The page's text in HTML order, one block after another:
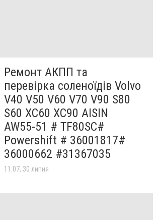
Ремонт АКПП та
перевірка соленоїдів Volvo
V40 V50 V60 V70 V90 S80
S60 XC60 XC90 AISIN
AW55-51 # TF80SC#
Powershift # 36001817#
36000662 #31367035
11:07, 30 липня